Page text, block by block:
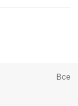
Все